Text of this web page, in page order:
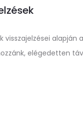
visszajelzései
elégedetten